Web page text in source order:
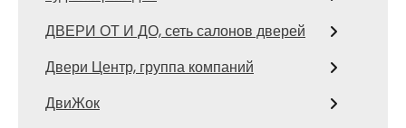
ДВЕРИ ОТ И ДО, сеть салонов дверей
Двери Центр, группа компаний
ДвиЖок